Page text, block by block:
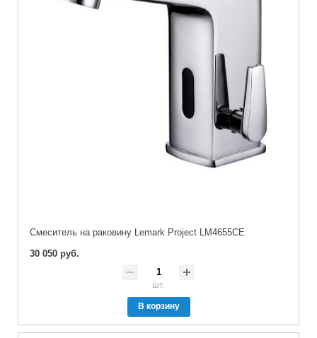
Cмеситель на раковину Lemark Project LM4655CE
30 050 руб.
шт.
В корзину